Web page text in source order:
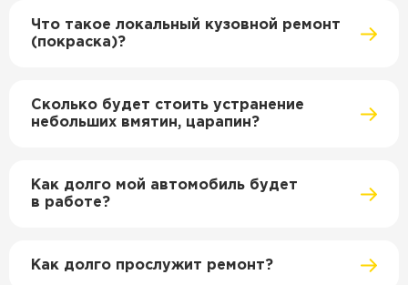
Что такое локальный кузовной ремонт
(покраска)?
Сколько будет стоить устранение
небольших вмятин, царапин?
Как долго мой автомобиль будет
в работе?
Как долго прослужит ремонт?